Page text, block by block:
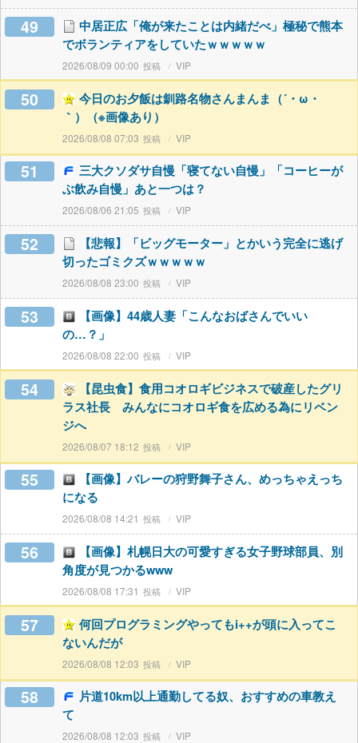
49
中居正広「俺が来たことは内緒だべ」極秘で熊本
でボランティアをしていたｗｗｗｗｗ
2026/08/09 00:00 VIP
50
今日のお夕飯は釧路名物さんまんま（´・ω・
｀）（※画像あり）
2026/08/08 07:03 VIP
51
三大クソダサ自慢「寝てない自慢」「コーヒーが
ぶ飲み自慢」あと一つは？
2026/08/06 21:05 VIP
52
【悲報】「ビッグモーター」とかいう完全に逃げ
切ったゴミクズｗｗｗｗｗ
2026/08/08 23:00 VIP
53
【画像】44歳人妻「こんなおばさんでいい
の…？」
2026/08/08 22:00 VIP
54
【昆虫食】食用コオロギビジネスで破産したグリ
ラス社長 みんなにコオロギ食を広める為にリベン
ジへ
2026/08/07 18:12 VIP
55
【画像】バレーの狩野舞子さん、めっちゃえっち
になる
2026/08/08 14:21 VIP
56
【画像】札幌日大の可愛すぎる女子野球部員、別
角度が見つかるwww
2026/08/08 17:31 VIP
57
何回プログラミングやってもi++が頭に入ってこ
ないんだが
2026/08/08 12:03 VIP
58
片道10km以上通勤してる奴、おすすめの車教え
て
2026/08/08 12:03 VIP